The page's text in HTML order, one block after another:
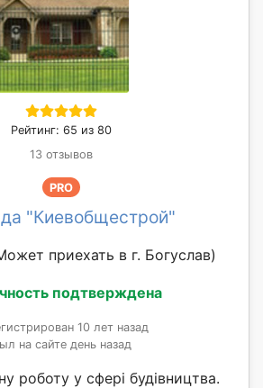
Рейтинг: 65 из 80
13 отзывов
PRO
"Киевобщестрой"
приехать в г. Богуслав)
подтверждена
10 лет назад
на сайте день назад
роботу у сфері будівництва.